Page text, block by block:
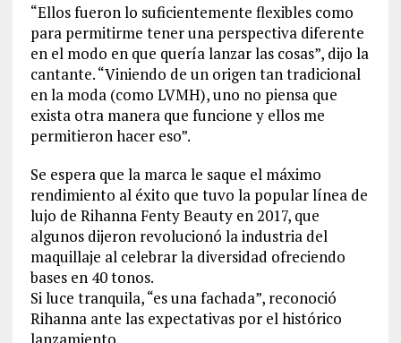
“Ellos fueron lo suficientemente flexibles como
para permitirme tener una perspectiva diferente
en el modo en que quería lanzar las cosas”, dijo la
cantante. “Viniendo de un origen tan tradicional
en la moda (como LVMH), uno no piensa que
exista otra manera que funcione y ellos me
permitieron hacer eso”.
Se espera que la marca le saque el máximo
rendimiento al éxito que tuvo la popular línea de
lujo de Rihanna Fenty Beauty en 2017, que
algunos dijeron revolucionó la industria del
maquillaje al celebrar la diversidad ofreciendo
bases en 40 tonos.
Si luce tranquila, “es una fachada”, reconoció
Rihanna ante las expectativas por el histórico
lanzamiento.